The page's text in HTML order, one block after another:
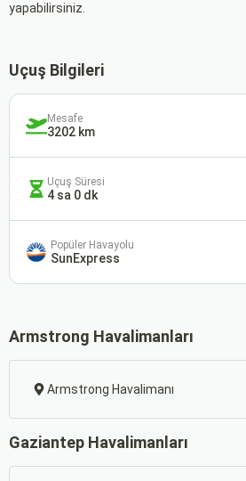
yapabilirsiniz.
Uçuş Bilgileri
Mesafe
3202 km
Uçuş Süresi
4 sa 0 dk
Popüler Havayolu
SunExpress
Armstrong Havalimanları
Armstrong Havalimanı
Gaziantep Havalimanları